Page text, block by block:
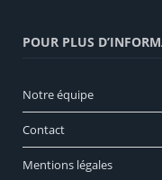
POUR PLUS
Notre équipe
Contact
Mentions légales